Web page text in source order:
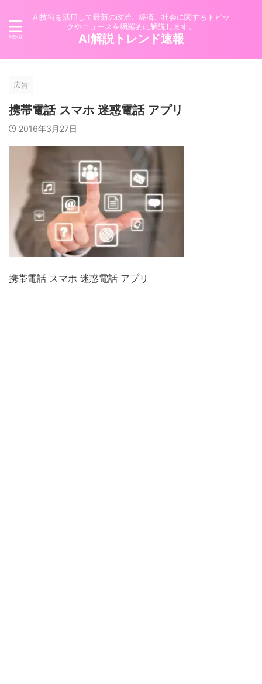
AI技術を活用して最新の政治、経済、社会に関するトピッ
クやニュースを網羅的に解説します。
AI解説トレンド速報
広告
携帯電話 スマホ 迷惑電話 アプリ
2016年3月27日
携帯電話 スマホ 迷惑電話 アプリ